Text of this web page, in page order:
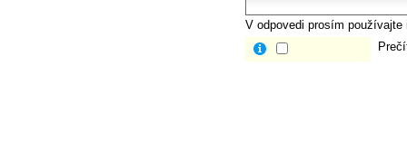
V odpovedi prosím